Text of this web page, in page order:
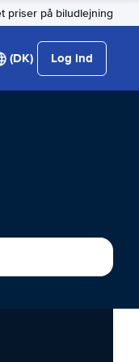
priser på biludlejning
(DK) Log ind